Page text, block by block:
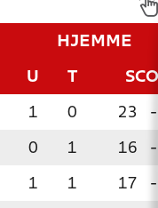
HJEMME
U T
1 0 23 -
0 1 16 -
1 1 17 -